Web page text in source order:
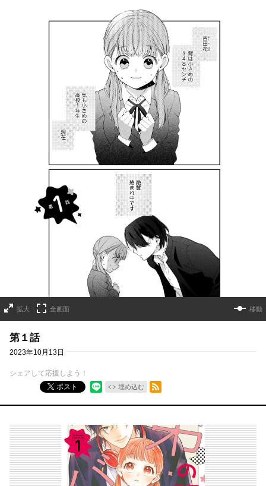
拡大 全画面 移動
第１話
2023年10月13日
シェアして応援しよう！
ポスト
埋め込む
RSSフィード